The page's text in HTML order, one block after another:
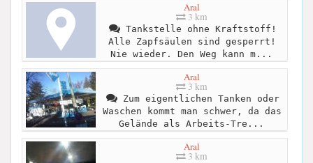
Aral
3 km
Tankstelle ohne Kraftstoff!
Alle Zapfsäulen sind gesperrt!
Nie wieder. Den Weg kann m...
Aral
3 km
Zum eigentlichen Tanken oder
Waschen kommt man schwer, da das
Gelände als Arbeits-Tre...
Aral
3 km